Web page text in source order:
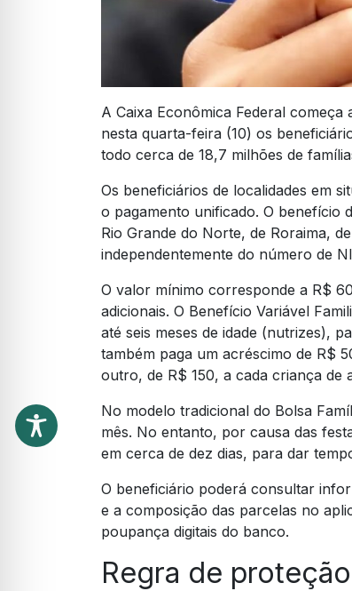
A Caixa Econômica Federal
nesta quarta-feira (10) os
todo cerca de 18,7 milhões de
Os beneficiários de localidades em
o pagamento unificado. O benefício
Rio Grande do Norte, de Roraima,
independentemente do número de
O valor mínimo corresponde a R$
adicionais. O Benefício Variável
até seis meses de idade (nutrizes),
também paga um acréscimo de R$
outro, de R$ 150, a cada criança de
No modelo tradicional do Bolsa
mês. No entanto, por causa das
em cerca de dez dias, para dar
O beneficiário poderá consultar
e a composição das parcelas no
poupança digitais do banco.
Regra de proteção